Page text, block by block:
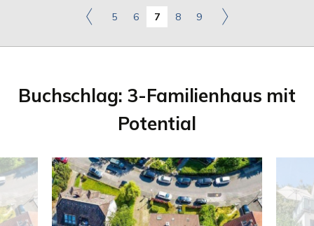
5 6 7 8 9
Buchschlag: 3-Familienhaus mit
Potential